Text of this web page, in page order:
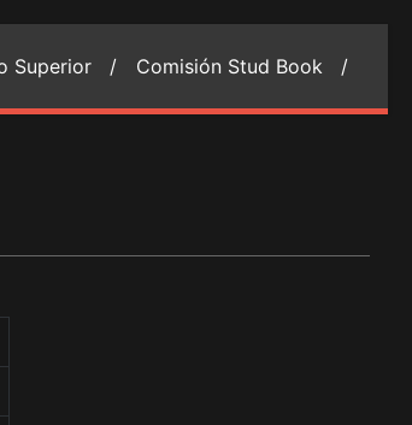
Superior / Comisión Stud Book /